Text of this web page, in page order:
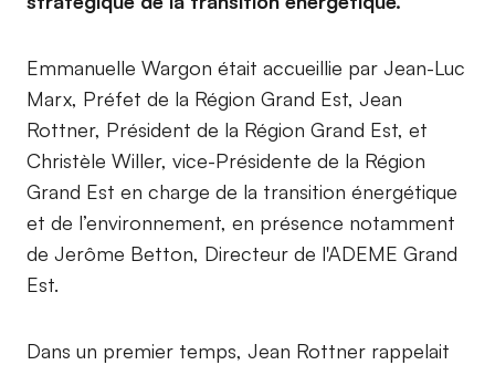
Emmanuelle Wargon était accueillie par Jean-Luc
Marx, Préfet de la Région Grand Est, Jean
Rottner, Président de la Région Grand Est, et
Christèle Willer, vice-Présidente de la Région
Grand Est en charge de la transition énergétique
et de l’environnement, en présence notamment
de Jerôme Betton, Directeur de l'ADEME Grand
Est.
Dans un premier temps, Jean Rottner rappelait